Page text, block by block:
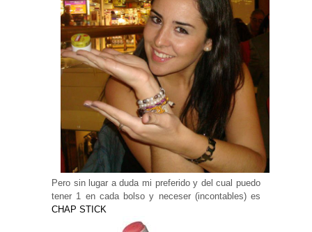
Pero sin lugar a duda mi preferido y del cual puedo
tener 1 en cada bolso y neceser (incontables) es
CHAP STICK
rechaza estas
funcionalidades
desaparecerán
de la web.
Marketing
Al compartir tus
intereses y
comportamiento
nuestro sitio,
aumentas la
posibilidad de
ver contenido y